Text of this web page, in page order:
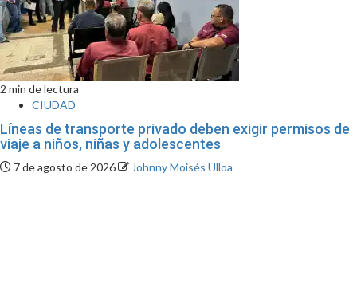
2 min de lectura
CIUDAD
Líneas de transporte privado deben exigir permisos de
viaje a niños, niñas y adolescentes
7 de agosto de 2026 Johnny Moisés Ulloa